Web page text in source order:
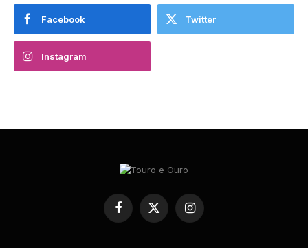
Facebook Twitter
Instagram
Facebook
X
Instagram